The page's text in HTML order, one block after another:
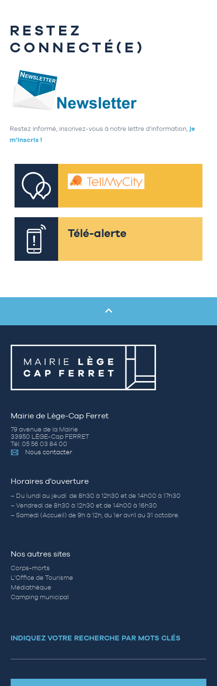
RESTEZ
CONNECTÉ(E)
Restez informé, inscrivez-vous à notre lettre d’information, je
m’inscris !
Télé-alerte
Mairie de Lège-Cap Ferret
79 avenue de la Mairie
33950 LÈGE-Cap FERRET
Tél. 05 56 03 84 00
Nous contacter
Horaires d’ouverture
– Du lundi au jeudi de 8h30 à 12h30 et de 14h00 à 17h30
– Vendredi de 8h30 à 12h30 et de 14h00 à 16h30
– Samedi (Accueil) de 9h à 12h, du 1er avril au 31 octobre.
Nos autres sites
Corps-morts
L’Office de Tourisme
Médiathèque
Camping municipal
INDIQUEZ VOTRE RECHERCHE PAR MOTS CLÉS